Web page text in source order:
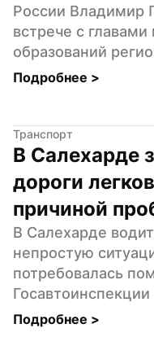
России Владимир
встрече с
образований
Подробнее >
Транспорт
В Салехарде
дороги
причиной
В Салехарде
непростую
потребовалась
Подробнее >